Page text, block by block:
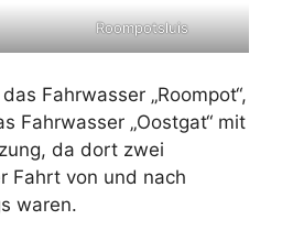
Roompotsluis
Fahrwasser „Roompot“,
Fahrwasser „Oostgat“ mit
da dort zwei
Fahrt von und nach
waren.